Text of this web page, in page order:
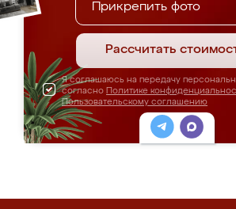
Прикрепить фото
Рассчитать
Я соглашаюсь на передачу
согласно Политике
Пользовательскому соглашению